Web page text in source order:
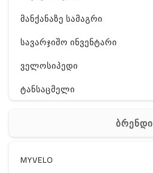
მანქანაზე სამაგრი
სავარჯიშო ინვენტარი
ველოსიპედი
ტანსაცმელი
სხვადასხვა
ბრენდი
MYVELO